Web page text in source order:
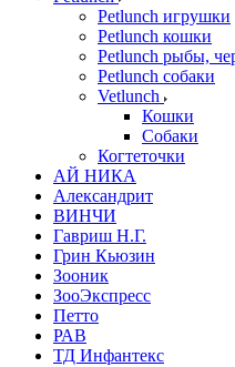
Petlunch игрушки
Petlunch кошки
Petlunch рыбы,
Petlunch собаки
Vetlunch
Кошки
Собаки
Когтеточки
АЙ НИКА
Александрит
ВИНЧИ
Гавриш Н.Г.
Грин Кьюзин
Зооник
ЗооЭкспресс
Петто
РАВ
ТД Инфантекс